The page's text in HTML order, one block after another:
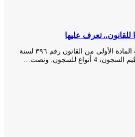
كتب: محمد علاء حددت المادة الأولى من القانون رقم ٣٩٦ لسنة